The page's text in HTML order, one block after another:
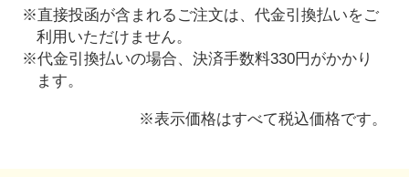
※直接投函が含まれるご注文は、代金引換払いをご
利用いただけません。
※代金引換払いの場合、決済手数料330円がかかり
ます。
※表示価格はすべて税込価格です。